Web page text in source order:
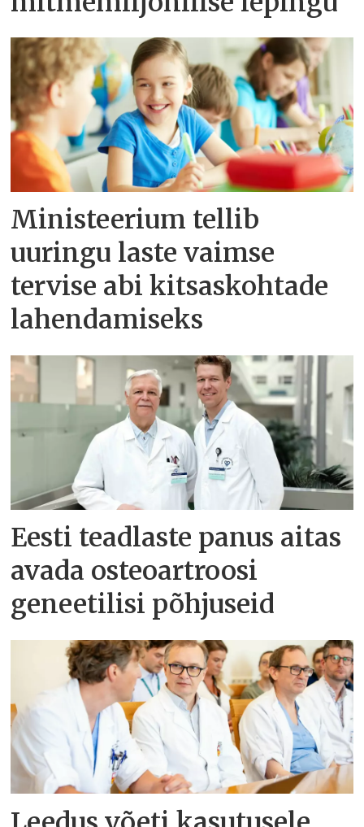
Ministeerium tellib
uuringu laste vaimse
tervise abi kitsaskohtade
lahendamiseks
Eesti teadlaste panus aitas
avada osteoartroosi
geneetilisi põhjuseid